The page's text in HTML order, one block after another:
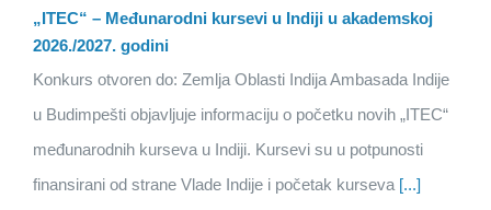
„ITEC“ – Međunarodni kursevi u Indiji u akademskoj
2026./2027. godini
Konkurs otvoren do: Zemlja Oblasti Indija Ambasada Indije
u Budimpešti objavljuje informaciju o početku novih „ITEC“
međunarodnih kurseva u Indiji. Kursevi su u potpunosti
finansirani od strane Vlade Indije i početak kurseva [...]